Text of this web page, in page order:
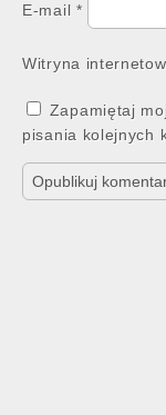
E-mail *
Witryna
Zapamiętaj
pisania kolejnych